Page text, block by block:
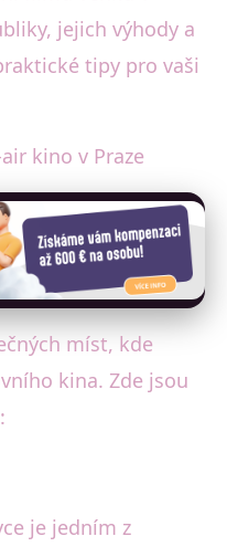
jejich výhody a
tipy pro vaši
kino v Praze
míst, kde
kina. Zde jsou
je jedním z